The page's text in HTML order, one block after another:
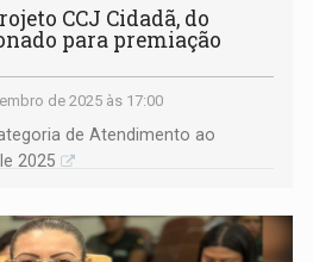
CCJ Cidadã, do
para premiação
de 2025 às 17:00
de Atendimento ao
2025